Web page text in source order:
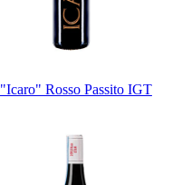
"Icaro" Rosso Passito IGT